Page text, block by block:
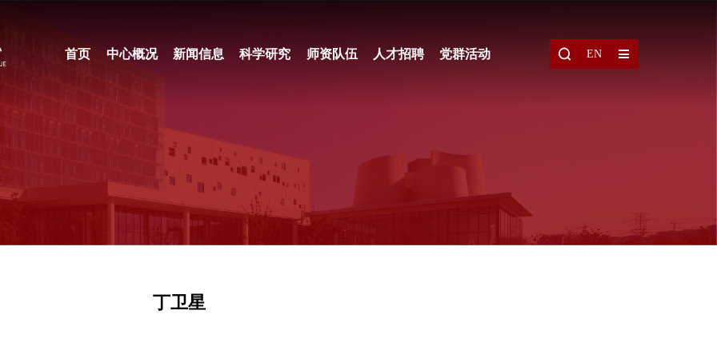
首页 中心概况 新闻信息 科学研究 师资队伍 人才招聘 党群活动 EN
丁卫星